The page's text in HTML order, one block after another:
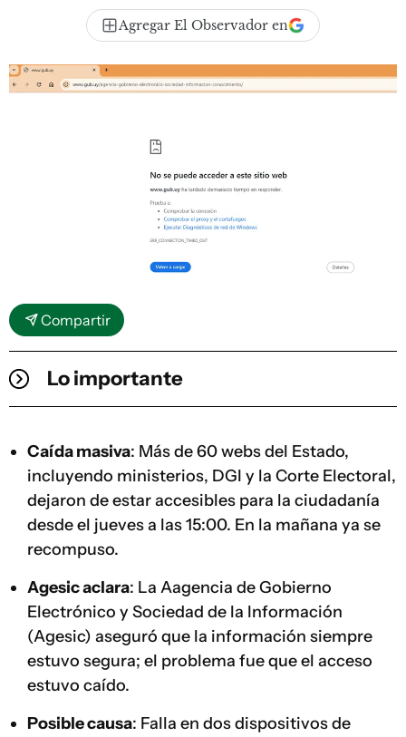
Agregar El Observador en
Compartir
Lo importante
Caída masiva: Más de 60 webs del Estado,
incluyendo ministerios, DGI y la Corte Electoral,
dejaron de estar accesibles para la ciudadanía
desde el jueves a las 15:00. En la mañana ya se
recompuso.
Agesic aclara: La Aagencia de Gobierno
Electrónico y Sociedad de la Información
(Agesic) aseguró que la información siempre
estuvo segura; el problema fue que el acceso
estuvo caído.
Posible causa: Falla en dos dispositivos de